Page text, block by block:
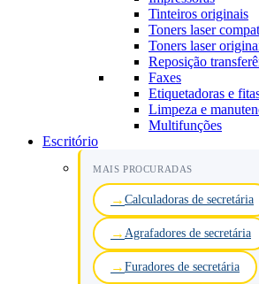
Tinteiros originais
Toners laser
Toners laser
Reposição
Faxes
Etiquetadoras e
Limpeza e
Multifunções
Escritório
MAIS PROCURADAS
Calculadoras de secretária
Agrafadores de secretária
Furadores de secretária